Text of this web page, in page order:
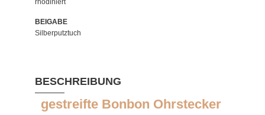
rhodiniert
BEIGABE
Silberputztuch
BESCHREIBUNG
gestreifte Bonbon Ohrstecker